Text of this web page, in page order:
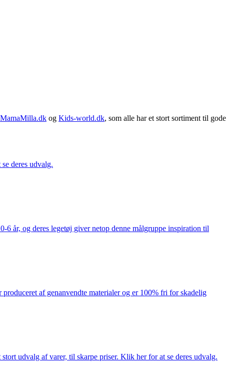
MamaMilla.dk og Kids-world.dk, som alle har et stort sortiment til gode
deres udvalg.
år, og deres legetøj giver netop denne målgruppe inspiration til
af genanvendte materialer og er 100% fri for skadelig
udvalg af varer, til skarpe priser. Klik her for at se deres udvalg.